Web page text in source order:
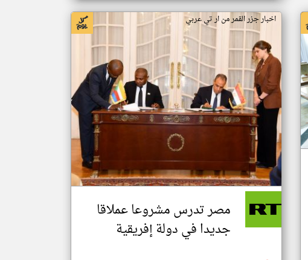
اخبار جزر القمر من ار تي عربي
مصر تدرس مشروعا عملاقا
جديدا في دولة إفريقية